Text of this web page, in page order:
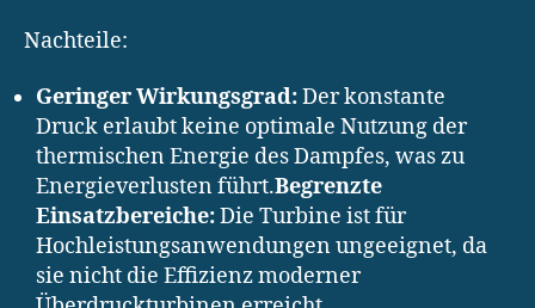
Nachteile:
Geringer Wirkungsgrad:Der konstante
Druck erlaubt keine optimale Nutzung der
thermischen Energie des Dampfes, was zu
Energieverlusten führt.Begrenzte
Einsatzbereiche:Die Turbine ist für
Hochleistungsanwendungen ungeeignet, da
sie nicht die Effizienz moderner